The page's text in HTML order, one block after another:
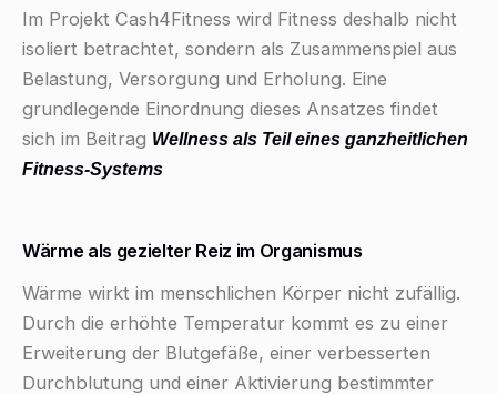
Im Projekt Cash4Fitness wird Fitness deshalb nicht
isoliert betrachtet, sondern als Zusammenspiel aus
Belastung, Versorgung und Erholung. Eine
grundlegende Einordnung dieses Ansatzes findet
sich im Beitrag Wellness als Teil eines ganzheitlichen
Fitness-Systems
Wärme als gezielter Reiz im Organismus
Wärme wirkt im menschlichen Körper nicht zufällig.
Durch die erhöhte Temperatur kommt es zu einer
Erweiterung der Blutgefäße, einer verbesserten
Durchblutung und einer Aktivierung bestimmter